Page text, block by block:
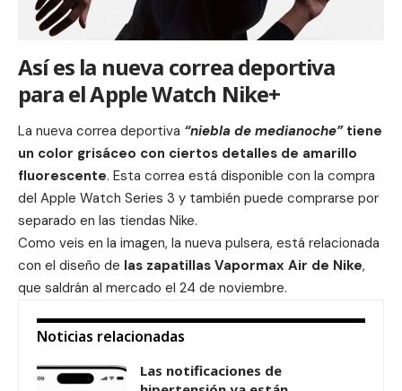
Así es la nueva correa deportiva
para el Apple Watch Nike+
La nueva correa deportiva “niebla de medianoche”tiene
un color grisáceo con ciertos detalles de amarillo
fluorescente. Esta correa está disponible con la compra
del Apple Watch Series 3 y también puede comprarse por
separado en las tiendas Nike.
Como veis en la imagen, la nueva pulsera, está relacionada
con el diseño de las zapatillas Vapormax Air de Nike,
que saldrán al mercado el 24 de noviembre.
Noticias relacionadas
Las notificaciones de